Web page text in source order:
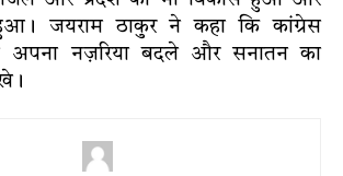
जयराम ठाकुर ने कहा कि कांग्रेस
अपना नज़रिया बदले और सनातन का